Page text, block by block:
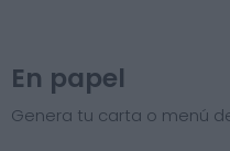
En papel
Genera tu carta o menú